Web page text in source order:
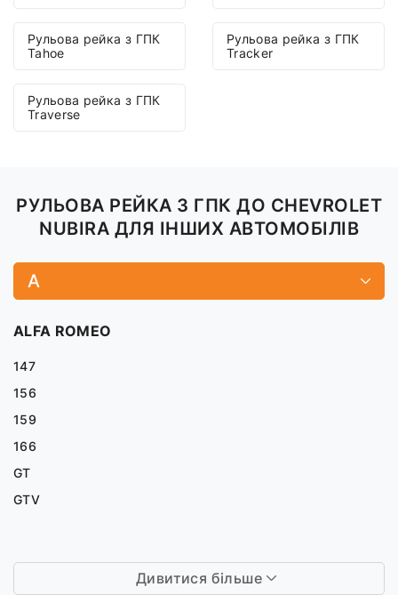
Рульова рейка з ГПК
Tahoe
Рульова рейка з ГПК
Tracker
Рульова рейка з ГПК
Traverse
РУЛЬОВА РЕЙКА З ГПК ДО CHEVROLET
NUBIRA ДЛЯ ІНШИХ АВТОМОБІЛІВ
A
ALFA ROMEO
147
156
159
166
GT
GTV
Дивитися більше